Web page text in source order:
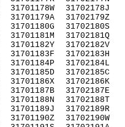
31701178W
31701179A
31701180G
31701181M
31701182Y
31701183F
31701184P
31701185D
31701186X
31701187B
31701188N
31701189J
31701190Z
31702178J
31702179Z
31702180S
31702181Q
31702182V
31702183H
31702184L
31702185C
31702186K
31702187E
31702188T
31702189R
31702190W